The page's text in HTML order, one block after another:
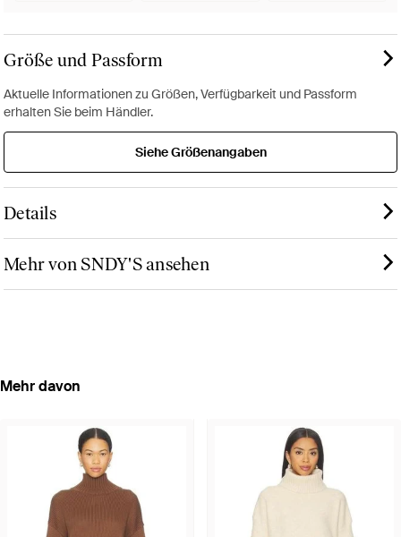
Größe und Passform
Aktuelle Informationen zu Größen, Verfügbarkeit und Passform
erhalten Sie beim Händler.
Siehe Größenangaben
Details
Mehr von SNDY'S ansehen
Mehr davon